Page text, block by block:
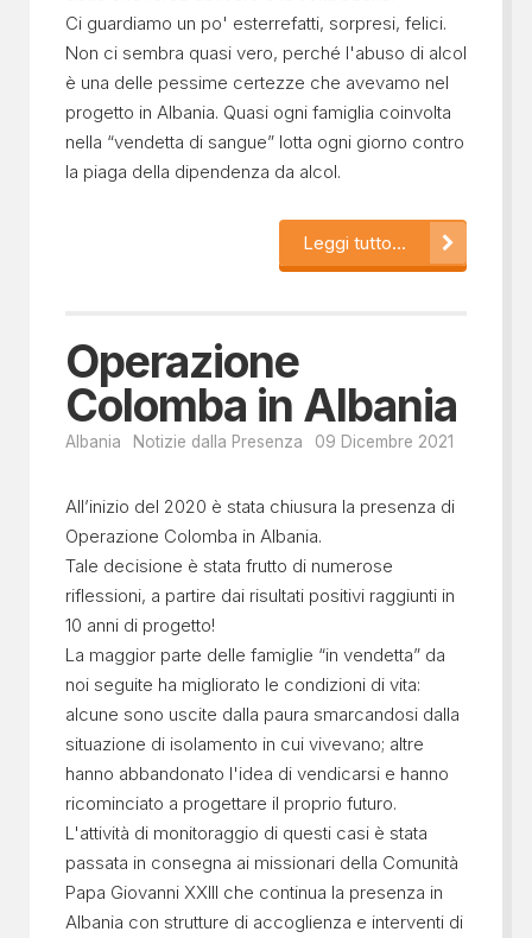
Ci guardiamo un po' esterrefatti, sorpresi, felici.
Non ci sembra quasi vero, perché l'abuso di alcol
è una delle pessime certezze che avevamo nel
progetto in Albania. Quasi ogni famiglia coinvolta
nella “vendetta di sangue” lotta ogni giorno contro
la piaga della dipendenza da alcol.
Leggi tutto...
Operazione
Colomba in Albania
Albania Notizie dalla Presenza 09 Dicembre 2021
All’inizio del 2020 è stata chiusura la presenza di
Operazione Colomba in Albania.
Tale decisione è stata frutto di numerose
riflessioni, a partire dai risultati positivi raggiunti in
10 anni di progetto!
La maggior parte delle famiglie “in vendetta” da
noi seguite ha migliorato le condizioni di vita:
alcune sono uscite dalla paura smarcandosi dalla
situazione di isolamento in cui vivevano; altre
hanno abbandonato l'idea di vendicarsi e hanno
ricominciato a progettare il proprio futuro.
L'attività di monitoraggio di questi casi è stata
passata in consegna ai missionari della Comunità
Papa Giovanni XXIII che continua la presenza in
Albania con strutture di accoglienza e interventi di